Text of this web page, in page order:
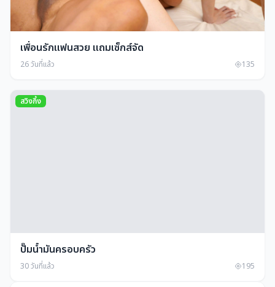
เพื่อนรักแฟนสวย แถมเซ็กส์จัด
26 วันที่แล้ว 135
สวิงกิ้ง
ปั๊มน้ำมันครอบครัว
30 วันที่แล้ว 195